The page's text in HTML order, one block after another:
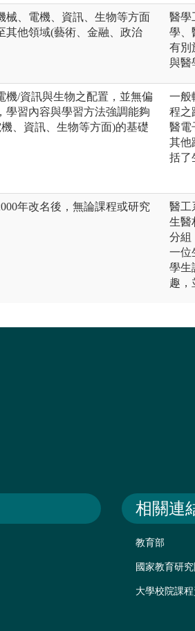
械、電機、資訊、生物等方面
其他領域(藝術、金融、政治
醫學
學、
有別
與醫
機/資訊與生物之配置，並無偏
學習內容與學習方法強調能夠
、資訊、生物等方面)的基礎
一般
程之
醫電
其他
括了
年改名後，無論課程或研究
醫工
生醫
分組
一位
學生
趣，
相關連
教育部
國家教育研
大學校院課